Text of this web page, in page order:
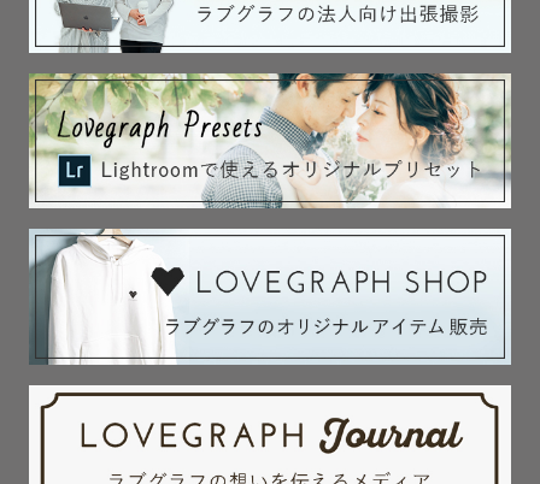
写真うつり悪いのだけど……
大丈夫です！◎
撮影前から撮影後まで、
丁寧に、密にご連絡させていただきます🌿
ご不安なことはもちろん、
撮りたいカットやイメージなど
丁寧にヒアリングいたします。
リラックスできる雰囲気ですので、
緊張せず、自然な様子を写真に残せます🕊